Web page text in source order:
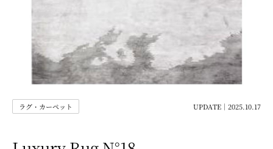
ラグ・カーペット UPDATE｜2025.10.17